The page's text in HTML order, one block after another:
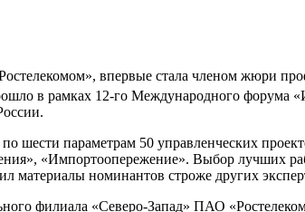
впервые стала членом жюри
в рамках 12-го Международного форума
шести параметрам 50 управленческих
«Импортоопережение». Выбор лучших
материалы номинантов строже других
филиала «Северо-Запад» ПАО